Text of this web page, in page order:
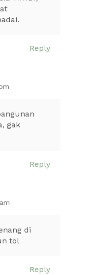
Reply
gak
Reply
di
tol
Reply